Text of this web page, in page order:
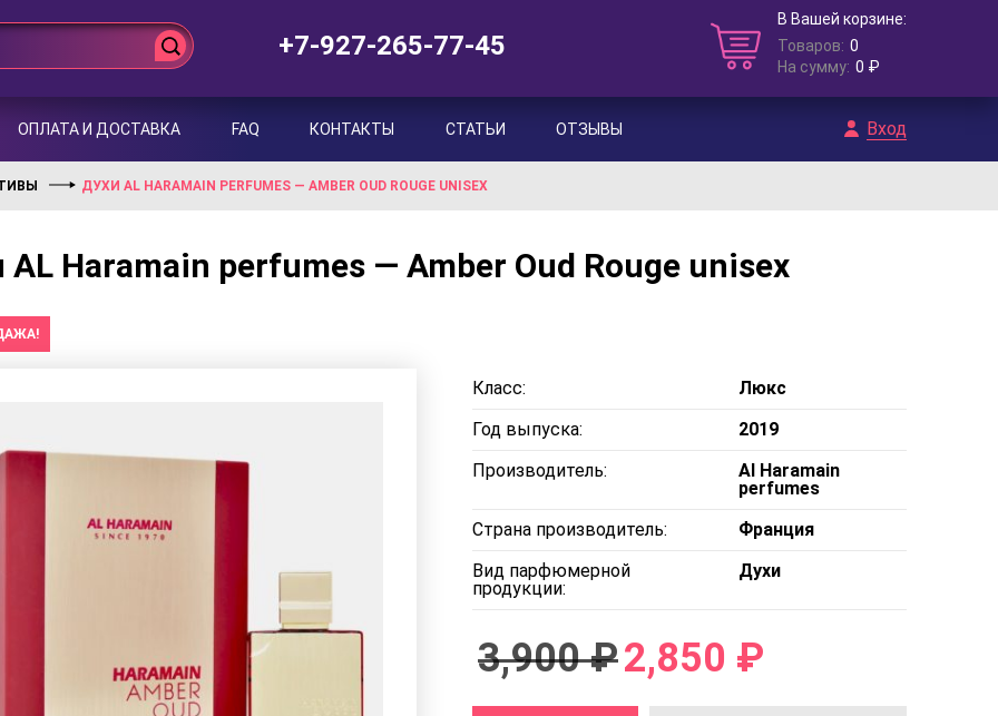
+7-927-265-77-45
В Вашей корзине:
Товаров: 0
На сумму: 0 ₽
ОПЛАТА И ДОСТАВКА FAQ КОНТАКТЫ СТАТЬИ ОТЗЫВЫ Вход
ДУХИ AL HARAMAIN PERFUMES — AMBER OUD ROUGE UNISEX
AL Haramain perfumes — Amber Oud Rouge unisex
Класс:
Люкс
Год выпуска:
2019
Производитель:
Al Haramain
perfumes
Страна производитель:
Франция
Вид парфюмерной
продукции:
Духи
3,900 ₽2,850 ₽